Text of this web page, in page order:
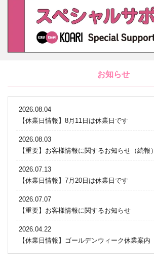
お知らせ
2026.08.04
【休業日情報】8月11日は休業日です
2026.08.03
【重要】お客様情報に関するお知らせ（続報）
2026.07.13
【休業日情報】7月20日は休業日です
2026.07.07
【重要】お客様情報に関するお知らせ
2026.04.22
【休業日情報】ゴールデンウィーク休業案内